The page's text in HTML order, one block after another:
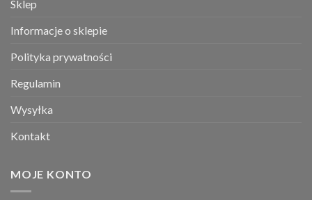
Sklep
Informacje o sklepie
Polityka prywatności
Regulamin
Wysyłka
Kontakt
MOJE KONTO